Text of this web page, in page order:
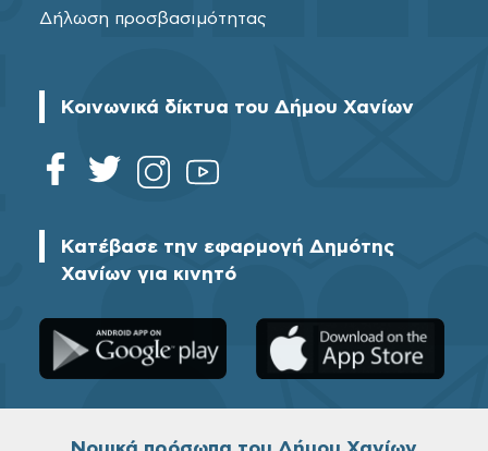
Δήλωση προσβασιμότητας
Κοινωνικά δίκτυα του Δήμου Χανίων
Κατέβασε την εφαρμογή Δημότης
Χανίων για κινητό